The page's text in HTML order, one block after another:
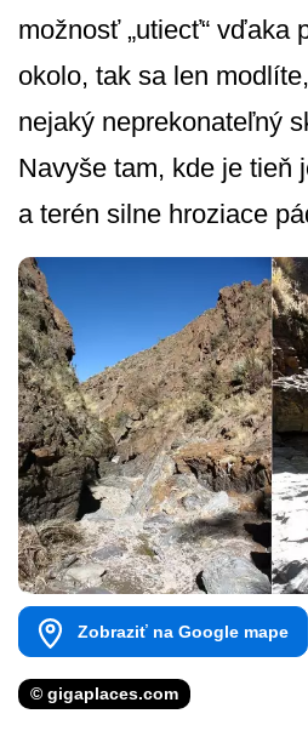
možnosť „utiecť“ vďaka
okolo, tak sa len
nejaký neprekonateľný
Navyše tam, kde je tieň
a terén silne hroziace
Zobraziť na Google mape
© gigaplaces.com